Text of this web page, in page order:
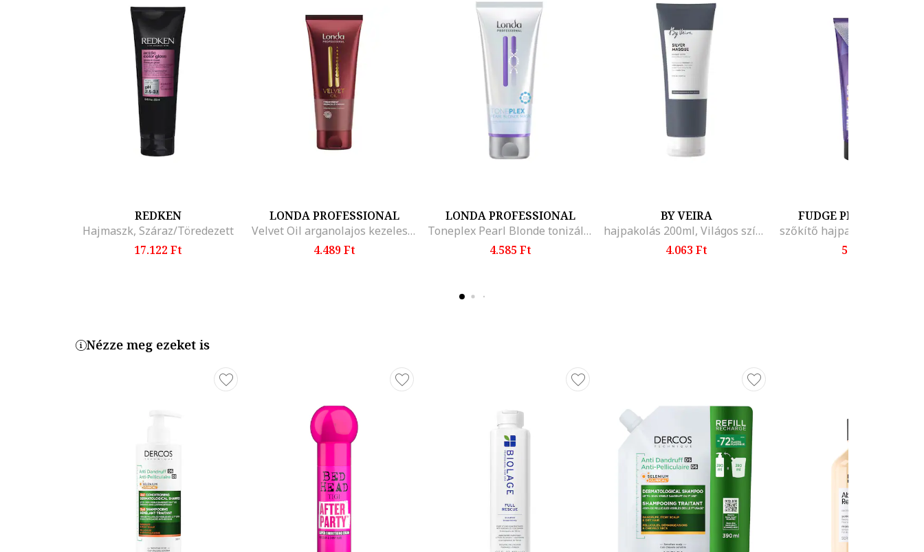
REDKEN
Hajmaszk, Száraz/Töredezett
17.122 Ft
LONDA PROFESSIONAL
Velvet Oil arganolajos kezeles, 200 ml
4.489 Ft
LONDA PROFESSIONAL
Toneplex Pearl Blonde tonizáló maszk szőke hajra, 200 ml
4.585 Ft
BY VEIRA
hajpakolás 200ml, Világos színű
4.063 Ft
FUDGE
5.657 Ft
Nézze meg ezeket is